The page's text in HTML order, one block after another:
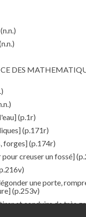
(n.n.)
DES
(p.1r)
(p.171r)
forges](p.174r)
creuser un fossé]
une porte,
(p.253v)
et conduire de très